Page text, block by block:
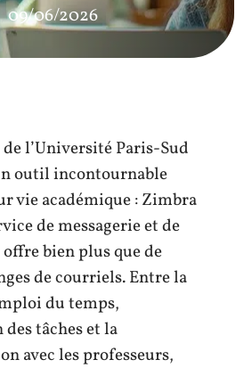
09/06/2026
l’Université Paris-Sud
outil incontournable
vie académique : Zimbra
de messagerie et de
bien plus que de
de courriels. Entre la
du temps,
tâches et la
avec les professeurs,